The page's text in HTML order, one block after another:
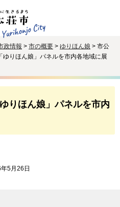
政情報 > 市の概要 > ゆりほん娘 > 市公
ゆりほん娘」パネルを市内各地域に展
りほん娘」パネルを市内
5月26日